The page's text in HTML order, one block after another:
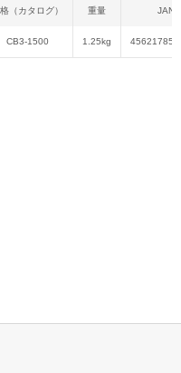
（カタログ） 重量 JAN
CB3-1500 1.25kg